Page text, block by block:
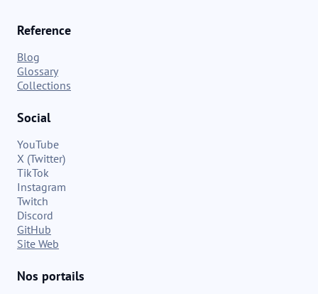
Reference
Blog
Glossary
Collections
Social
YouTube
X (Twitter)
TikTok
Instagram
Twitch
Discord
GitHub
Site Web
Nos portails